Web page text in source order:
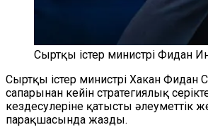
Сыртқы істер министрі Фидан
Сыртқы істер министрі Хакан Фидан
сапарынан кейін стратегиялық
кездесулеріне қатысты әлеуметтік
парақшасында жазды.